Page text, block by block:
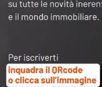
Articoli
Archivi